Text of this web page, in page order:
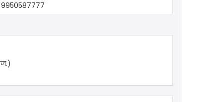
9950587777
9024308725
9828032215